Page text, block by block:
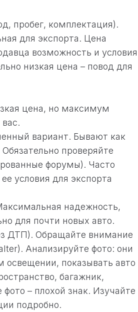
пробег, комплектация).
для экспорта. Цена
возможность и условия
низкая цена – повод для
цена, но максимум
вариант. Бывают как
проверяйте
форумы). Часто
условия для экспорта
надежность,
для почти новых авто.
ДТП). Обращайте внимание
Анализируйте фото: они
показывать авто
багажник,
– плохой знак. Изучайте
подробно.